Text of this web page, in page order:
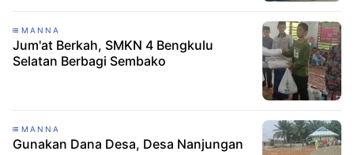
MANNA
Jum'at Berkah, SMKN 4 Bengkulu
Selatan Berbagi Sembako
MANNA
Gunakan Dana Desa, Desa Nanjungan